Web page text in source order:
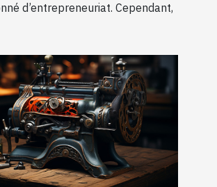
d’entrepreneuriat. Cependant,